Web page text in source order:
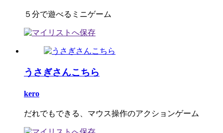
５分で遊べるミニゲーム
うさぎさんこちら
kero
だれでもできる、マウス操作のアクションゲーム